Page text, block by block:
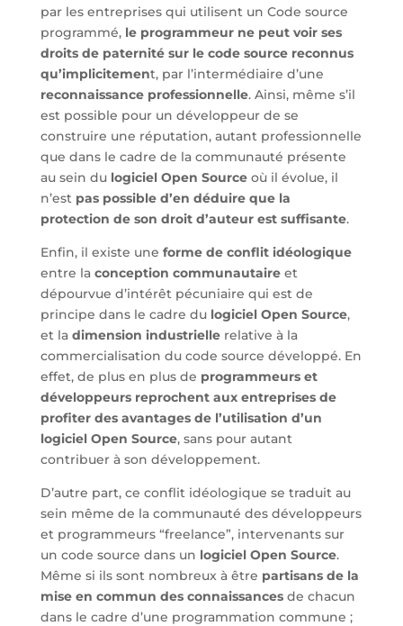
par les entreprises qui utilisent un Code source
programmé, le programmeur ne peut voir ses
droits de paternité sur le code source reconnus
qu’implicitement, par l’intermédiaire d’une
reconnaissance professionnelle. Ainsi, même s’il
est possible pour un développeur de se
construire une réputation, autant professionnelle
que dans le cadre de la communauté présente
au sein du logiciel Open Source où il évolue, il
n’est pas possible d’en déduire que la
protection de son droit d’auteur est suffisante.
Enfin, il existe une forme de conflit idéologique
entre la conception communautaireet
dépourvue d’intérêt pécuniaire qui est de
principe dans le cadre du logiciel Open Source,
et la dimension industriellerelative à la
commercialisation du code source développé. En
effet, de plus en plus de programmeurs et
développeurs reprochent aux entreprises de
profiter des avantages de l’utilisation d’un
logiciel Open Source, sans pour autant
contribuer à son développement.
D’autre part, ce conflit idéologique se traduit au
sein même de la communauté des développeurs
et programmeurs “freelance”, intervenants sur
un code source dans un logiciel Open Source.
Même si ils sont nombreux à être partisans de la
mise en commun des connaissancesde chacun
dans le cadre d’une programmation commune ;